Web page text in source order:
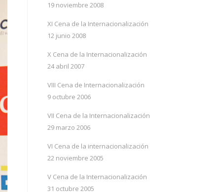
19 noviembre 2008
XI Cena de la Internacionalización
12 junio 2008
X Cena de la Internacionalización
24 abril 2007
VIII Cena de Internacionalización
9 octubre 2006
VII Cena de la Internacionalización
29 marzo 2006
VI Cena de la internacionalización
22 noviembre 2005
V Cena de la Internacionalización
31 octubre 2005